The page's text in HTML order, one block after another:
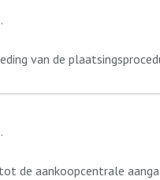
van de
de aankoopcentrale